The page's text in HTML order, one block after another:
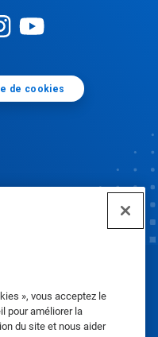
», vous acceptez le
pour améliorer la
du site et nous aider
de cookies
de confidentialité